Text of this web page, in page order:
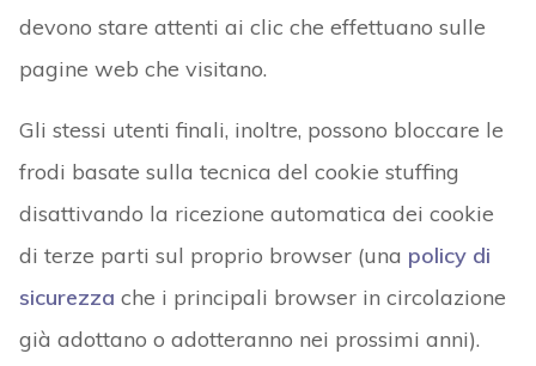
devono stare attenti ai clic che effettuano sulle
pagine web che visitano.
Gli stessi utenti finali, inoltre, possono bloccare le
frodi basate sulla tecnica del cookie stuffing
disattivando la ricezione automatica dei cookie
di terze parti sul proprio browser (una policy di
sicurezza che i principali browser in circolazione
già adottano o adotteranno nei prossimi anni).